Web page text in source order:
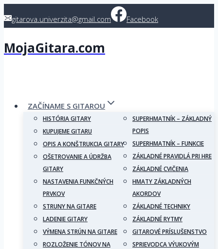
togitarova.univerzita@gmail.com Facebook
MojaGitara.com
ZAČÍNAME S GITAROU
HISTÓRIA GITARY
KUPUJEME GITARU
OPIS A KONŠTRUKCIA GITARY
OŠETROVANIE A ÚDRŽBA
GITARY
NASTAVENIA FUNKČNÝCH
PRVKOV
STRUNY NA GITARE
LADENIE GITARY
VÝMENA STRÚN NA GITARE
ROZLOŽENIE TÓNOV NA
SUPERHMATNÍK – ZÁKLADNÝ
POPIS
SUPERHMATNÍK – FUNKCIE
ZÁKLADNÉ PRAVIDLÁ PRI HRE
ZÁKLADNÉ CVIČENIA
HMATY ZÁKLADNÝCH
AKORDOV
ZÁKLADNÉ TECHNIKY
ZÁKLADNÉ RYTMY
GITAROVÉ PRÍSLUŠENSTVO
SPRIEVODCA VÝUKOVÝM